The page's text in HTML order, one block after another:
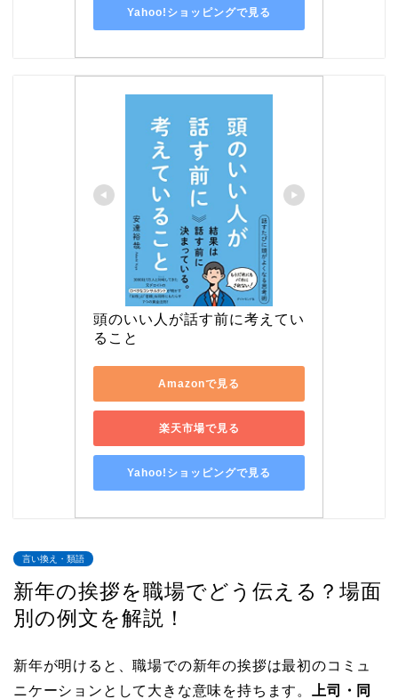
Yahoo!ショッピングで見る
頭のいい人が話す前に考えてい
ること
Amazonで見る
楽天市場で見る
Yahoo!ショッピングで見る
言い換え・類語
新年の挨拶を職場でどう伝える？場面
別の例文を解説！
新年が明けると、職場での新年の挨拶は最初のコミュ
ニケーションとして大きな意味を持ちます。
上司・同